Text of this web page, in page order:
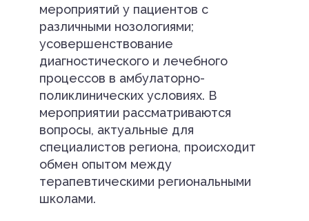
мероприятий у пациентов с
различными нозологиями;
усовершенствование
диагностического и лечебного
процессов в амбулаторно-
поликлинических условиях. В
мероприятии рассматриваются
вопросы, актуальные для
специалистов региона, происходит
обмен опытом между
терапевтическими региональными
школами.